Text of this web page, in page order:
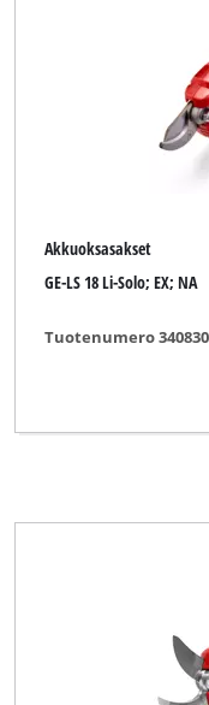
Akkuoksasakset
GE-LS 18 Li-Solo; EX; NA
Tuotenumero